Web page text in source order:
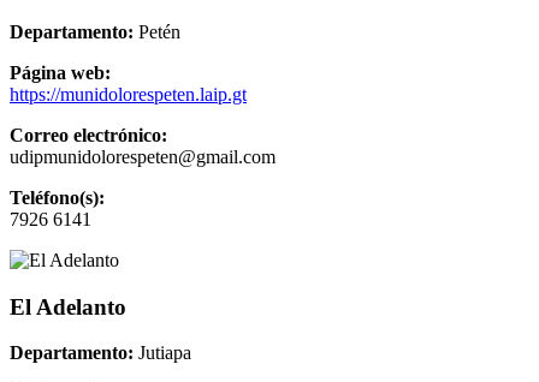
Departamento: Petén
Página web:
https://munidolorespeten.laip.gt
Correo electrónico:
udipmunidolorespeten@gmail.com
Teléfono(s):
7926 6141
El Adelanto
Departamento: Jutiapa